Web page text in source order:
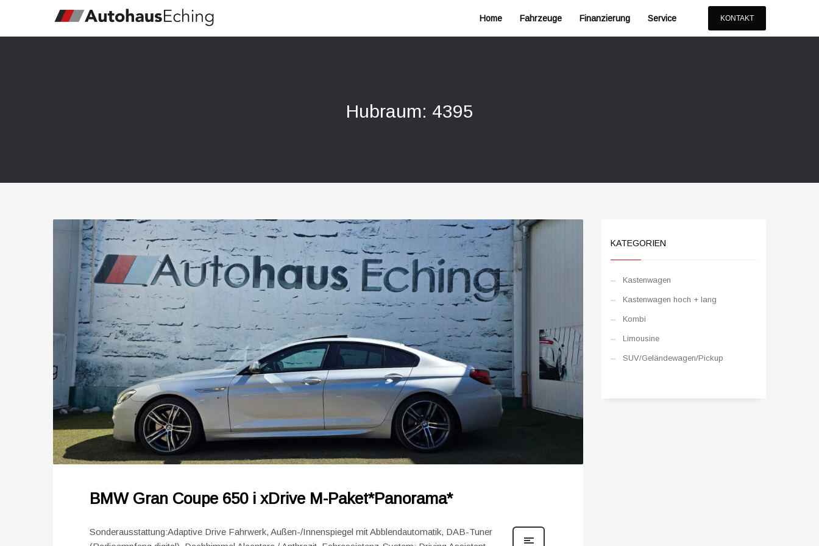
Home Fahrzeuge Finanzierung Service KONTAKT
Hubraum: 4395
BMW Gran Coupe 650 i xDrive M-Paket*Panorama*
Sonderausstattung:Adaptive Drive Fahrwerk, Außen-/Innenspiegel mit Abblendautomatik, DAB-Tuner
KATEGORIEN
Kastenwagen
Kastenwagen hoch + lang
Kombi
Limousine
SUV/Geländewagen/Pickup